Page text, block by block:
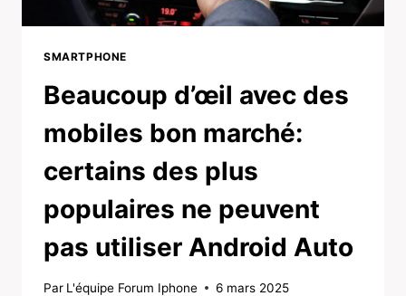
SMARTPHONE
Beaucoup d’œil avec des
mobiles bon marché:
certains des plus
populaires ne peuvent
pas utiliser Android Auto
Par L'équipe Forum Iphone 6 mars 2025